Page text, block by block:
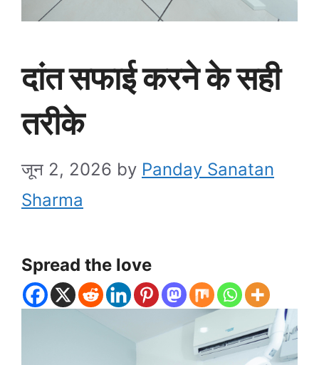
दांत सफाई करने के सही
तरीके
जून 2, 2026 by Panday Sanatan
Sharma
Spread the love